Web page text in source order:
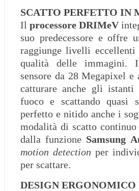
SCATTO PERFETTO IN
Il processore DRIMeV
suo predecessore e offre
raggiunge livelli
qualità delle immagini. Il
sensore da 28 Megapixel
catturare anche gli istanti
fuoco e scattando quasi
perfetto e nitido anche i
modalità di scatto
dalla funzione Samsung
motion detection per
per scattare.
DESIGN